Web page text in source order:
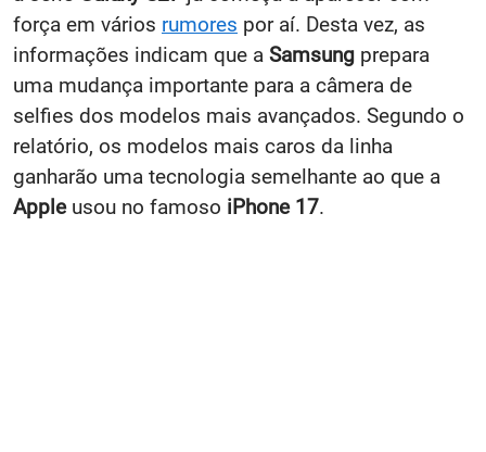
força em vários rumores por aí. Desta vez, as
informações indicam que a Samsung prepara
uma mudança importante para a câmera de
selfies dos modelos mais avançados. Segundo o
relatório, os modelos mais caros da linha
ganharão uma tecnologia semelhante ao que a
Apple usou no famoso iPhone 17.